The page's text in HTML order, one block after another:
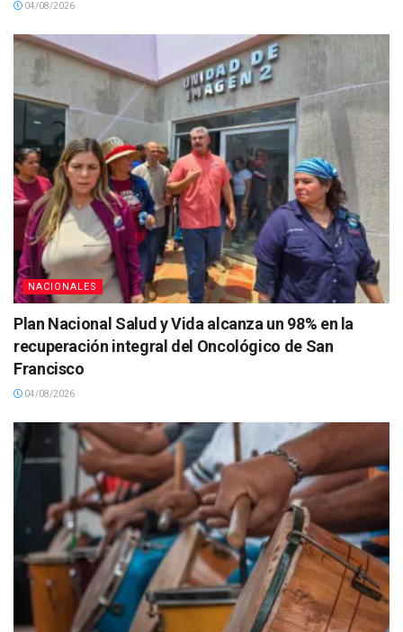
04/08/2026
NACIONALES
Plan Nacional Salud y Vida alcanza un 98% en la
recuperación integral del Oncológico de San
Francisco
04/08/2026